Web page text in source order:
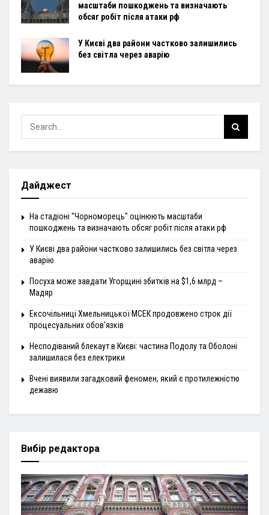
масштаби пошкоджень та визначають
обсяг робіт після атаки рф
У Києві два райони частково залишились
без світла через аварію
Дайджест
На стадіоні "Чорноморець" оцінюють масштаби
пошкоджень та визначають обсяг робіт після атаки рф
У Києві два райони частково залишились без світла через
аварію
Посуха може завдати Угорщині збитків на $1,6 млрд –
Мадяр
Ексочільниці Хмельницької МСЕК продовжено строк дії
процесуальних обов’язків
Несподіваний блекаут в Києві: частина Подолу та Оболоні
залишилася без електрики
Вчені виявили загадковий феномен, який є протилежністю
дежавю
Вибір редактора